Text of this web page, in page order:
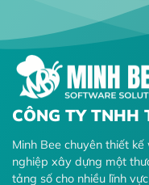
CÔNG TY TNHH
Minh Bee chuyên thiết
nghiệp xây dựng một
tảng số cho nhiều lĩnh